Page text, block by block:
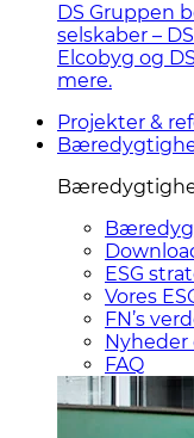
DS Gruppen
selskaber –
Elcobyg og
mere.
Projekter &
ESG
Vores
FN’s
Nyheder
FAQ